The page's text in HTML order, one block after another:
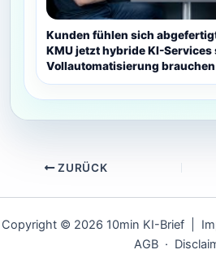
Kunden fühlen sich
KMU jetzt hybride KI-Services
Vollautomatisierung brauchen
ZURÜCK
Copyright © 2026 10min KI-Brief |
AGB·